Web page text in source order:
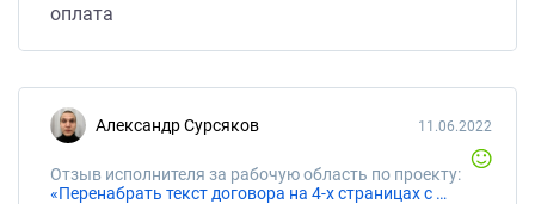
оплата
Александр Сурсяков
Отзыв исполнителя за рабочую область по проекту:
«Перенабрать текст договора на 4-х страницах с фотографий и нормально отформатировать»
11.06.2022